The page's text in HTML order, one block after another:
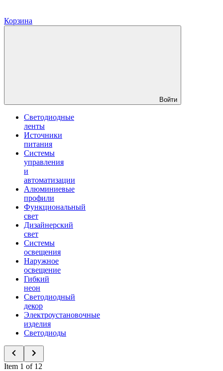
Корзина
Войти
Светодиодные
ленты
Источники
питания
Системы
управления
и
автоматизации
Алюминиевые
профили
Функциональный
свет
Дизайнерский
свет
Системы
освещения
Наружное
освещение
Гибкий
неон
Светодиодный
декор
Электроустановочные
изделия
Светодиоды
Item 1 of 12